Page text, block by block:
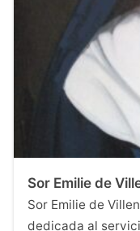
Sor Emilie de
Sor Emilie de
dedicada al